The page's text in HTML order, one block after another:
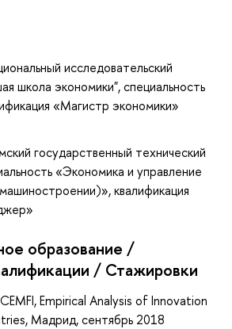
исследовательский
школа экономики", специальность
«Магистр экономики»
государственный технический
«Экономика и управление
квалификация
образование /
/ Стажировки
Empirical Analysis of Innovation
Мадрид, сентябрь 2018